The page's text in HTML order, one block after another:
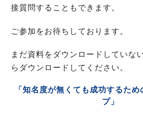
接質問することもできます。
ご参加をお待ちしております。
まだ資料をダウンロードしていな
らダウンロードしてください。
「知名度が無くても成功するた
プ」